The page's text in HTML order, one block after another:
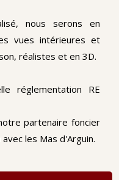
nous serons en
vues intérieures et
réalistes et en 3D.
réglementation RE
partenaire foncier
les Mas d'Arguin.